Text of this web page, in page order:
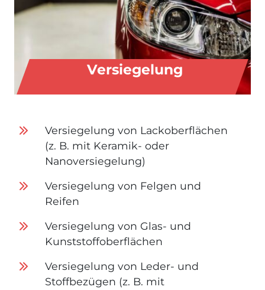
Versiegelung
Versiegelung von Lackoberflächen
(z. B. mit Keramik- oder
Nanoversiegelung)
Versiegelung von Felgen und
Reifen
Versiegelung von Glas- und
Kunststoffoberflächen
Versiegelung von Leder- und
Stoffbezügen (z. B. mit